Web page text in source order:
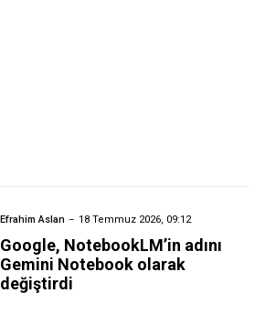
Efrahim Aslan 18 Temmuz 2026, 09:12
Google, NotebookLM’in adını
Gemini Notebook olarak
değiştirdi